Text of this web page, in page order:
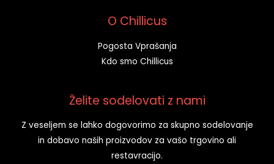
O Chillicus
Pogosta Vprašanja
Kdo smo Chillicus
Želite sodelovati z nami
Z veseljem se lahko dogovorimo za skupno sodelovanje
in dobavo naših proizvodov za vašo trgovino ali
restavracijo.